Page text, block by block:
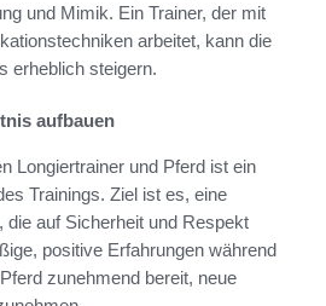
und Mimik. Ein Trainer, der mit
arbeitet, kann die
erheblich steigern.
aufbauen
Longiertrainer und Pferd ist ein
Trainings. Ziel ist es, eine
die auf Sicherheit und Respekt
positive Erfahrungen während
zunehmend bereit, neue